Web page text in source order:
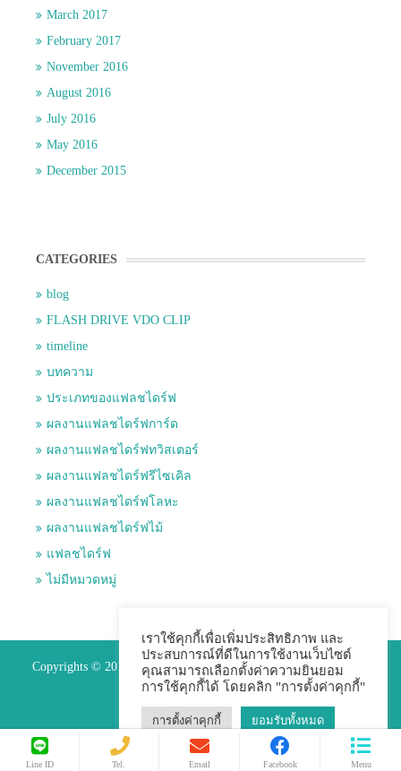
March 2017
February 2017
November 2016
August 2016
July 2016
May 2016
December 2015
CATEGORIES
blog
FLASH DRIVE VDO CLIP
timeline
บทความ
ประเภทของแฟลชไดร์ฟ
ผลงานแฟลชไดร์ฟการ์ด
ผลงานแฟลชไดร์ฟทวิสเตอร์
ผลงานแฟลชไดร์ฟรีไซเคิล
ผลงานแฟลชไดร์ฟโลหะ
ผลงานแฟลชไดร์ฟไม้
แฟลชไดร์ฟ
ไม่มีหมวดหมู่
Copyrights © 2015 Premium Perfect Co.,ltd. All Rights Reserved.
เราใช้คุกกี้เพื่อเพิ่มประสิทธิภาพ และ
ประสบการณ์ที่ดีในการใช้งานเว็บไซต์
คุณสามารถเลือกตั้งค่าความยินยอม
การใช้คุกกี้ได้ โดยคลิก "การตั้งค่าคุกกี้"
การตั้งค่าคุกกี้ ยอมรับทั้งหมด